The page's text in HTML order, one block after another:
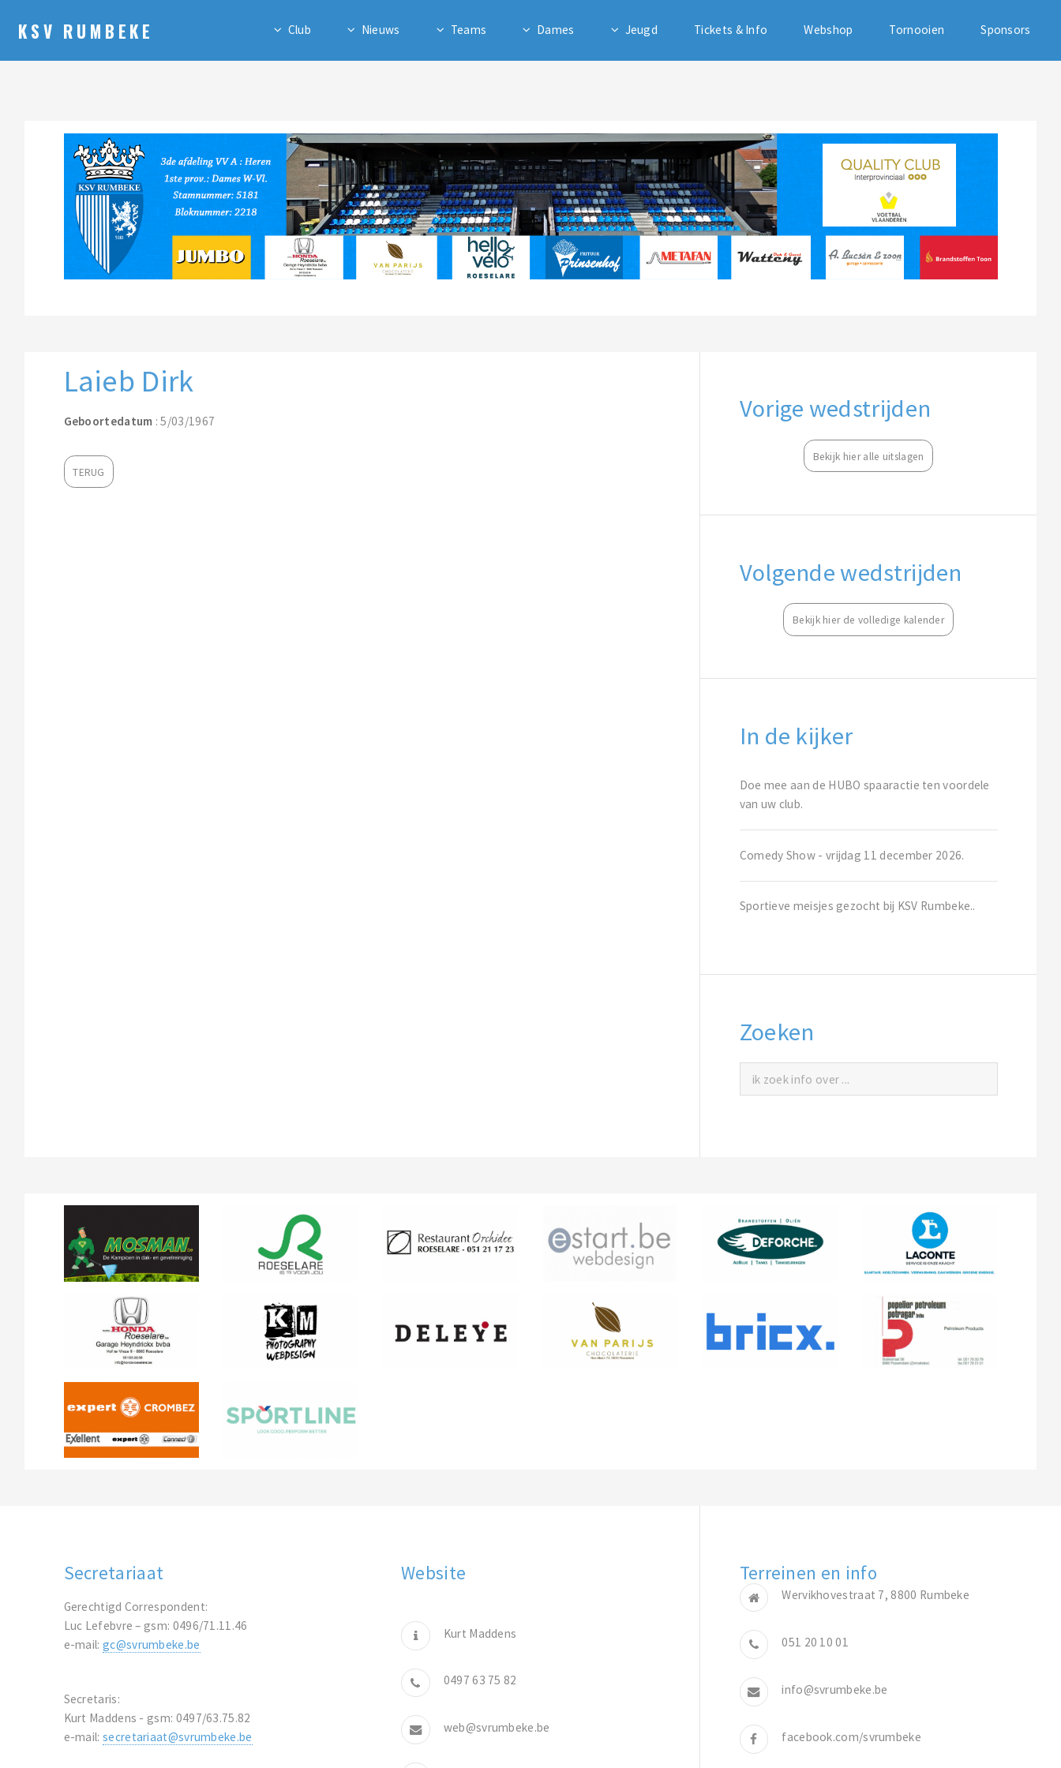
KSV RUMBEKE Club Nieuws Teams Dames Jeugd Tickets & Info Webshop Tornooien Sponsors
Laieb Dirk
Geboortedatum : 5/03/1967
TERUG
Vorige wedstrijden
Bekijk hier alle uitslagen
Volgende wedstrijden
Bekijk hier de volledige kalender
In de kijker
Doe mee aan de HUBO spaaractie ten voordele
van uw club.
Comedy Show - vrijdag 11 december 2026.
Sportieve meisjes gezocht bij KSV Rumbeke..
Zoeken
Secretariaat
Gerechtigd Correspondent:
Luc Lefebvre – gsm: 0496/71.11.46
e-mail: gc@svrumbeke.be
Secretaris:
Kurt Maddens - gsm: 0497/63.75.82
e-mail: secretariaat@svrumbeke.be
Website
Kurt Maddens
0497 63 75 82
web@svrumbeke.be
Terreinen en info
Wervikhovestraat 7, 8800 Rumbeke
051 20 10 01
info@svrumbeke.be
facebook.com/svrumbeke